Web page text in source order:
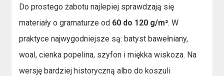
Do prostego żabotu najlepiej sprawdzają się
materiały o gramaturze od 60 do 120 g/m². W
praktyce najwygodniejsze są: batyst bawełniany,
woal, cienka popelina, szyfon i miękka wiskoza. Na
wersję bardziej historyczną albo do koszuli